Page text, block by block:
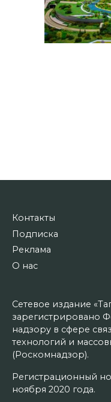
Контакты
Подписка
Реклама
О нас
Сетевое издание
зарегистрировано
надзору в сфере
технологий и
(Роскомнадзор).
Регистрационный
ноября 2020 года.